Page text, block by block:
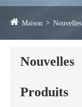
Maison Nouvelles
Nouvelles
Produits